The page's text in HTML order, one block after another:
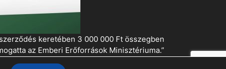
keretében 3 000 000 Ft összegben
az Emberi Erőforrások Minisztériuma.”